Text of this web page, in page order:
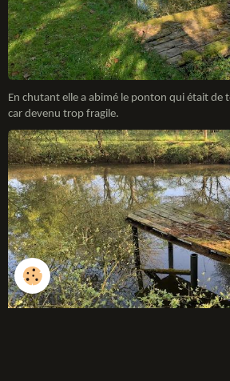
En chutant elle a abimé le ponton qui était de
car devenu trop fragile.